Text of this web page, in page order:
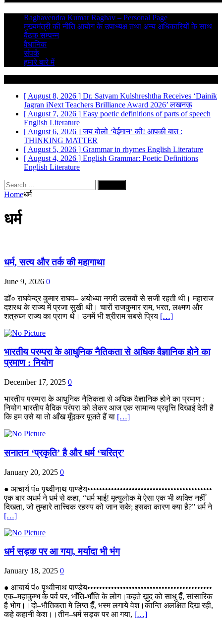
Raghavendra Kumar Raghav – Personal Page
मुख्यमंत्री की नीति आयोग के उपाध्यक्ष तथा अन्य अधिकारियों के साथ
बैठक सम्पन्न
वैधानिक
संपर्क
हमारे बारे में
[ August 8, 2026 ] Dr. Satyam Kulshreshtha Receives ‘Dainik
Jagran iNext Teachers Brilliance Award 2026’लखनऊ
[ August 7, 2026 ] Easy poetic definitions of parts of speech
English Literature
[ August 6, 2026 ]जय बोलो ‘बेईमान’ की! आपकी बात :
THINKING MATTER
[ August 5, 2026 ] Grammar in rhymes English Literature
[ August 4, 2026 ] English Grammar: Poetic Definitions
English Literature
Search
for:
Homeधर्म
धर्म
धर्म, सत्य और तर्क की महागाथा
June 9, 2026 0
डॉ० राघवेन्द्र कुमार राघव– अयोध्या नगरी उत्सवों से सजी रहती थी। महाराज
दशरथ के राज्य में प्रजा सुखी थी। चारों राजकुमार राम, भरत, लक्ष्मण और
शत्रुघ्न राज्य का प्राण थे। उनमें भी श्रीराम सबसे प्रिय […]
भारतीय परम्परा के आधुनिक नैतिकता से अधिक वैज्ञानिक होने का
प्रमाण : नियोग
December 17, 2025 0
भारतीय परम्परा के आधुनिक नैतिकता से अधिक वैज्ञानिक होने का प्रमाण :
नियोग भारतीय वैदिक परंपरा को लेकर आज एक सामान्य प्रवृत्ति दिखाई देती है
कि हम उसे या तो आँख मूँदकर पूजते हैं या […]
सनातन ‘प्रकृति’ है और धर्म ‘चरित्र’
January 20, 2025 0
● आचार्य पं० पृथ्वीनाथ पाण्डेय••••••••••••••••••••••••••••••••••••••••••
एक बार अधर्म ने धर्म से कहा, “धर्म भाई! मृत्युलोक मे ऐसा एक भी व्यक्ति नहीँ
दिखता, जो तुम्हारे तात्त्विक रहस्य को जान सके; इसका कारण क्या है?” धर्म ने
[…]
धर्म सड़क पर आ गया, मर्यादा भी भंग
January 18, 2025 0
● आचार्य पं० पृथ्वीनाथ पाण्डेय••••••••••••••••••••••••••••••••••••••••••
एक–महाकुम्भ के पर्व पर, भाँति-भाँति के लोग।कहते ख़ुद को साधु हैँ, सांसारिक
है भोग।।दो–भौतिकता मे लिप्त हैँ, भस्म लगाये वेश।कान्ति अलक्षित दिख रही,
कहे कहानी केश।।तीन–धर्म सड़क पर आ गया, […]